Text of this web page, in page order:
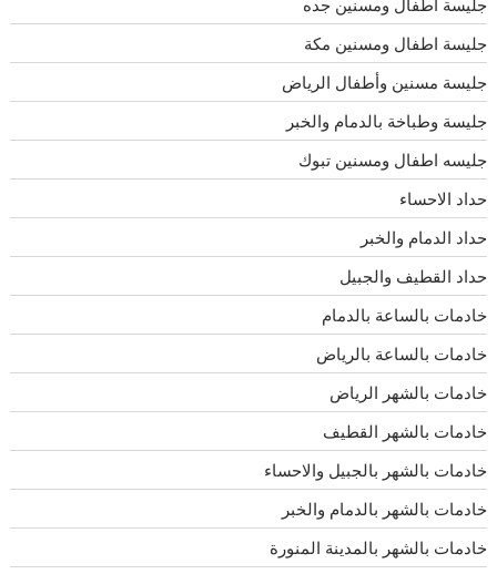
جليسة اطفال ومسنين جده
جليسة اطفال ومسنين مكة
جليسة مسنين وأطفال الرياض
جليسة وطباخة بالدمام والخبر
جليسه اطفال ومسنين تبوك
حداد الاحساء
حداد الدمام والخبر
حداد القطيف والجبيل
خادمات بالساعة بالدمام
خادمات بالساعة بالرياض
خادمات بالشهر الرياض
خادمات بالشهر القطيف
خادمات بالشهر بالجبيل والاحساء
خادمات بالشهر بالدمام والخبر
خادمات بالشهر بالمدينة المنورة